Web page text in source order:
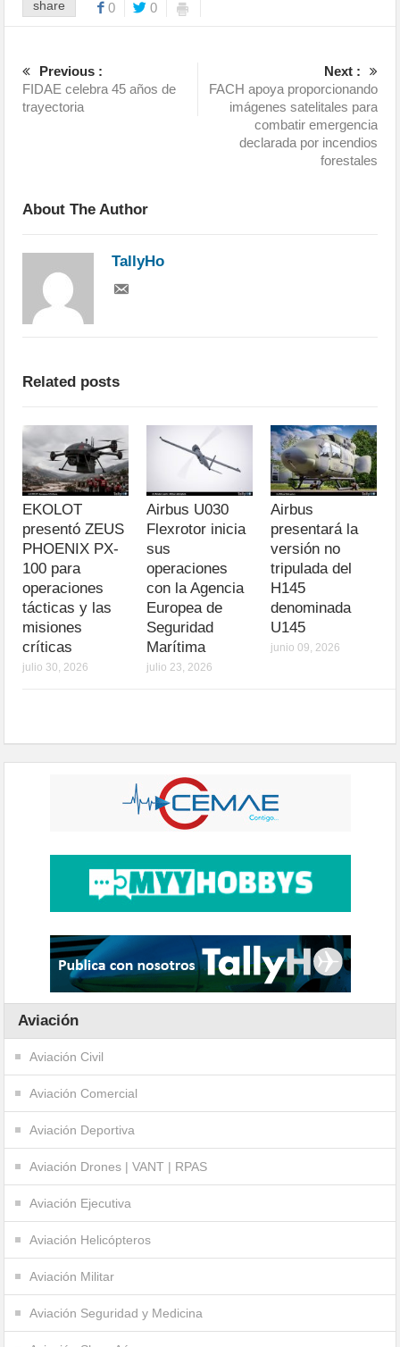
share 0 0
Previous :
FIDAE celebra 45 años de
trayectoria
Next :
FACH apoya proporcionando
imágenes satelitales para
combatir emergencia
declarada por incendios
forestales
About The Author
TallyHo
Related posts
EKOLOT
presentó ZEUS
PHOENIX PX-
100 para
operaciones
tácticas y las
misiones
críticas
julio 30, 2026
Airbus U030
Flexrotor inicia
sus
operaciones
con la Agencia
Europea de
Seguridad
Marítima
julio 23, 2026
Airbus
presentará la
versión no
tripulada del
H145
denominada
U145
junio 09, 2026
Aviación
Aviación Civil
Aviación Comercial
Aviación Deportiva
Aviación Drones | VANT | RPAS
Aviación Ejecutiva
Aviación Helicópteros
Aviación Militar
Aviación Seguridad y Medicina